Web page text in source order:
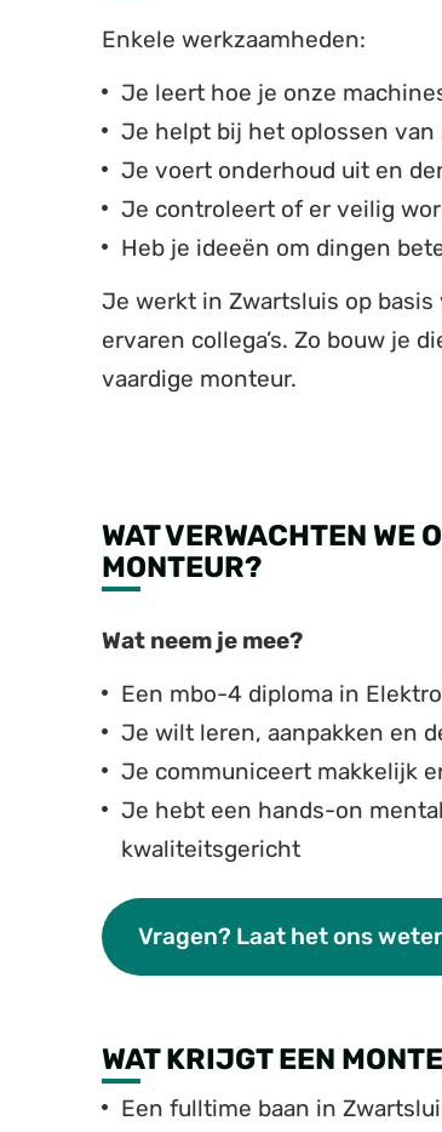
Enkele werkzaamheden:
Je leert hoe je onze
Je helpt bij het oplossen
Je voert onderhoud uit en
Je controleert of er veilig
Heb je ideeën om dingen
Je werkt in Zwartsluis op
ervaren collega’s. Zo bouw je
vaardige monteur.
WAT VERWACHTEN WE
MONTEUR?
Wat neem je mee?
Een mbo-4 diploma in
Je wilt leren, aanpakken en
Je communiceert makkelijk
Je hebt een hands-on
kwaliteitsgericht
Vragen? Laat het ons
WAT KRIJGT EEN
Een fulltime baan in